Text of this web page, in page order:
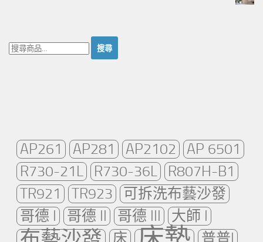
搜
尋：
AP261 AP281 AP2102
AP 6501
R730-21L
R730-36L
R807H-B1
TR921
TR923
可拆洗布藝沙發
哥德 I
哥德 II 哥德 III 大師 I
床 普普I